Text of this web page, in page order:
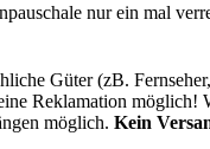
nur ein mal
Güter (zB.
Reklamation
möglich. Kein